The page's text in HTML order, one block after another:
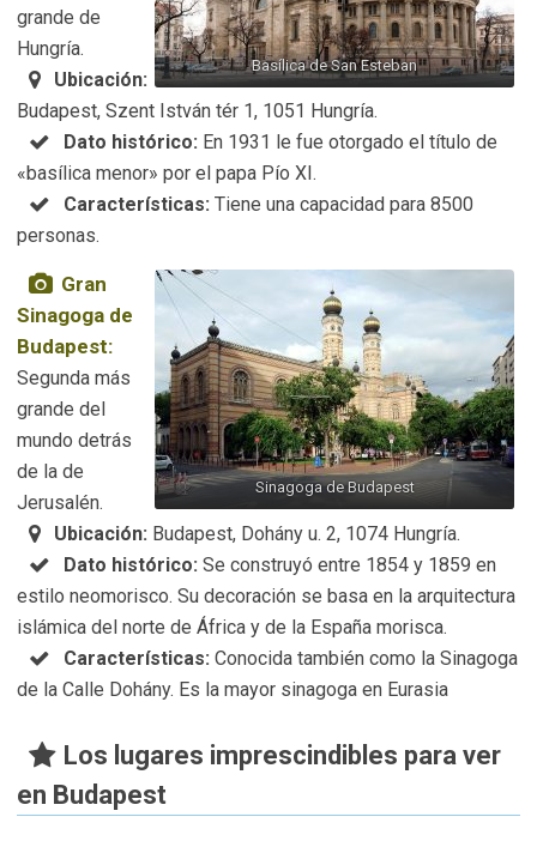
Basílica de San Esteban
grande de
Hungría.
Ubicación:
Budapest, Szent István tér 1, 1051 Hungría.
Dato histórico: En 1931 le fue otorgado el título de
«basílica menor» por el papa Pío XI.
Características: Tiene una capacidad para 8500
personas.
Sinagoga de Budapest
Gran
Sinagoga de
Budapest:
Segunda más
grande del
mundo detrás
de la de
Jerusalén.
Ubicación: Budapest, Dohány u. 2, 1074 Hungría.
Dato histórico: Se construyó entre 1854 y 1859 en
estilo neomorisco. Su decoración se basa en la arquitectura
islámica del norte de África y de la España morisca.
Características: Conocida también como la Sinagoga
de la Calle Dohány. Es la mayor sinagoga en Eurasia
Los lugares imprescindibles para ver
en Budapest